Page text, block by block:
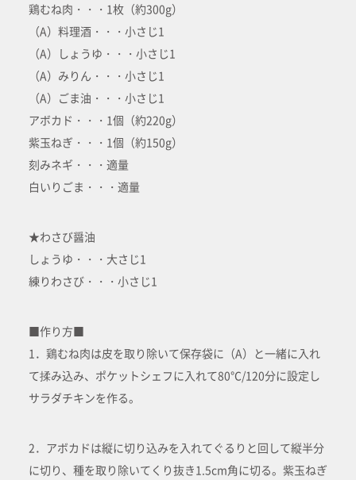
鶏むね肉・・・1枚（約300g）
（A）料理酒・・・小さじ1
（A）しょうゆ・・・小さじ1
（A）みりん・・・小さじ1
（A）ごま油・・・小さじ1
アボカド・・・1個（約220g）
紫玉ねぎ・・・1個（約150g）
刻みネギ・・・適量
白いりごま・・・適量
★わさび醤油
しょうゆ・・・大さじ1
練りわさび・・・小さじ1
■作り方■
1．鶏むね肉は皮を取り除いて保存袋に（A）と一緒に入れ
て揉み込み、ポケットシェフに入れて80℃/120分に設定し
サラダチキンを作る。
2．アボカドは縦に切り込みを入れてぐるりと回して縦半分
に切り、種を取り除いてくり抜き1.5cm角に切る。紫玉ねぎ